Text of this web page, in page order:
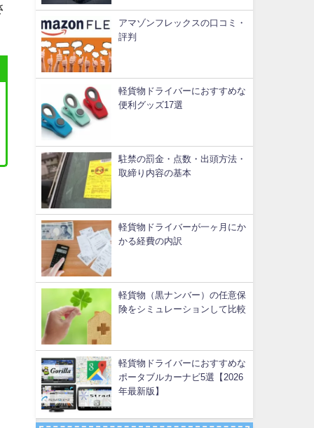
アマゾンフレックスの口コミ・
評判
軽貨物ドライバーにおすすめな
便利グッズ17選
駐禁の罰金・点数・出頭方法・
取締り内容の基本
軽貨物ドライバーが一ヶ月にか
かる経費の内訳
軽貨物（黒ナンバー）の任意保
険をシミュレーションして比較
軽貨物ドライバーにおすすめな
ポータブルカーナビ5選【2026
年最新版】